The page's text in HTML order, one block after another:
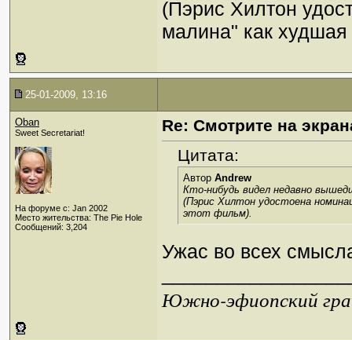
(Пэрис Хилтон
малина" как худшая
25-01-2009, 13:16
Oban
Sweet Secretariat!
На форуме с: Jan 2002
Место жительства: The Pie Hole
Сообщений: 3,204
Re: Смотрите на
Цитата:
Автор Andrew
Кто-нибудь видел недавно
(Пэрис Хилтон удостоена
этот фильм).
Ужас во всех
Южно-эфиопский